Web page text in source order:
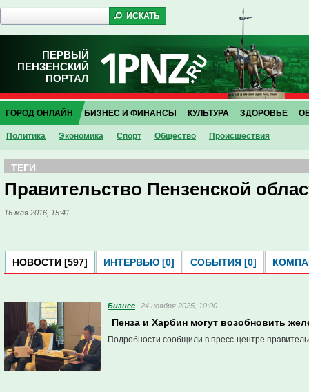
ПЕРВЫЙ
ПЕНЗЕНСКИЙ
ПОРТАЛ
ГОРОД ОНЛАЙН
Политика Экономика Спорт Общество Проиcшествия
БИЗНЕС И ФИНАНСЫ КУЛЬТУРА ЗДОРОВЬЕ
ТЕГИ
Правительство Пензенской
16 мая 2016, 15:41
НОВОСТИ [597] ИНТЕРВЬЮ [0] СОБЫТИЯ [0]
Бизнес 24 ноября 2025, 10:00
Пенза и Харбин могут возобновить
Подробности сообщили в пресс-центре